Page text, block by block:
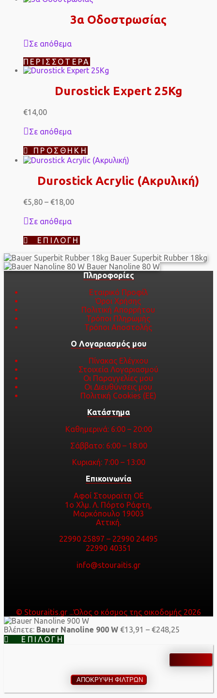
3α Οδοστρωσίας
Σε απόθεμα
ΠΕΡΙΣΣΌΤΕΡΑ
Durostick Expert 25Kg
€14,00
Σε απόθεμα
ΠΡΟΣΘΉΚΗ
Durostick Acrylic (Ακρυλική)
€5,80 – €18,00Price
€18,00
Σε απόθεμα
ΕΠΙΛΟΓΉ Αυτό
το
προϊόν
έχει
πολλαπλές
παραλλαγές.
επιλογές
μπορούν
να
επιλεγούν
σελίδα
προϊόντος
Bauer Superbit Rubber 18kg
Bauer Nanoline 80 W
Πληροφορίες
Εταιρικό Προφίλ
Όροι Χρήσης
Πολιτική Απορρήτου
Τρόποι Πληρωμής
Τρόποι Αποστολής
Ο Λογαριασμός μου
Πίνακας Ελέγχου
Στοιχεία Λογαριασμού
Οι Παραγγελίες μου
Οι Διευθύνσεις μου
Πολιτική Cookies (ΕΕ)
Κατάστημα
Καθημερινά: 6:00 – 20:00
Σάββατο: 6:00 – 18:00
Κυριακή: 7:00 – 13:00
Επικοινωνία
Αφοί Στουραϊτη ΟΕ
1ο Χλμ. Λ. Πόρτο Ράφτη,
Μαρκόπουλο 19003
Αττική.
22990 25897 – 22990 24495
22990 40351
info@stouraitis.gr
© Stouraitis.gr ...Όλος ο κόσμος της οικοδομής 2026
Βλέπετε: Bauer Nanoline 900 W €13,91 – €248,25
through
ΕΠΙΛΟΓΉ
ΑΠΟΚΡΥΨΗ ΦΙΛΤΡΩΝ